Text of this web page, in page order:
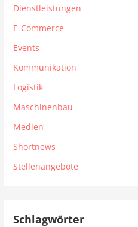
Dienstleistungen
E-Commerce
Events
Kommunikation
Logistik
Maschinenbau
Medien
Shortnews
Stellenangebote
Schlagwörter